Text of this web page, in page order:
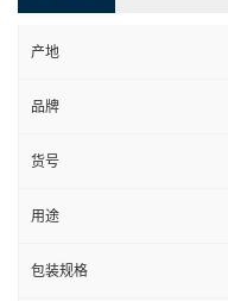
产地
品牌
货号
用途
包装规格